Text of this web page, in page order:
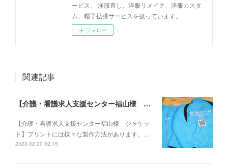
ービス、 洋服直し、洋服リメイク、洋服カスタ
ム、帽子拡張サービスを扱っています。
フォロー
関連記事
【介護・看護求人支援センター福山様 ジャケット】
【介護・看護求人支援センター福山様 ジャケッ
ト】プリントには様々な製作方法があります。…
2023.02.20 02:15